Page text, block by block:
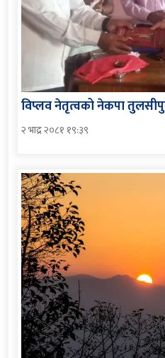
विप्लव नेतृत्वको नेकपा
२ भाद्र २०८१ १९:३९